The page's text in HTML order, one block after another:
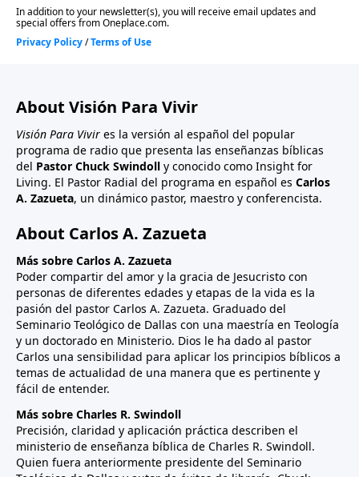
About Visión Para Vivir
Visión Para Vivir es la versión al español del popular
programa de radio que presenta las enseñanzas bíblicas
del Pastor Chuck Swindoll y conocido como Insight for
Living. El Pastor Radial del programa en español es Carlos
A. Zazueta, un dinámico pastor, maestro y conferencista.
About Carlos A. Zazueta
Más sobre Carlos A. Zazueta
Poder compartir del amor y la gracia de Jesucristo con
personas de diferentes edades y etapas de la vida es la
pasión del pastor Carlos A. Zazueta. Graduado del
Seminario Teológico de Dallas con una maestría en Teología
y un doctorado en Ministerio. Dios le ha dado al pastor
Carlos una sensibilidad para aplicar los principios bíblicos a
temas de actualidad de una manera que es pertinente y
fácil de entender.
Más sobre Charles R. Swindoll
Precisión, claridad y aplicación práctica describen el
ministerio de enseñanza bíblica de Charles R. Swindoll.
Quien fuera anteriormente presidente del Seminario